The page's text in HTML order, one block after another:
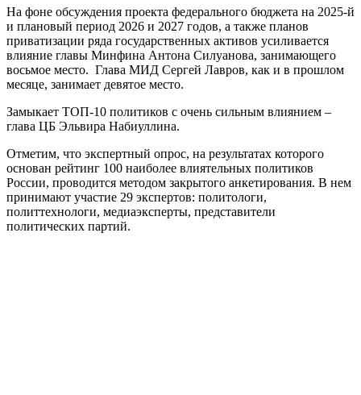
На фоне обсуждения проекта федерального бюджета на 2025-й
и плановый период 2026 и 2027 годов, а также планов
приватизации ряда государственных активов усиливается
влияние главы Минфина Антона Силуанова, занимающего
восьмое место. Глава МИД Сергей Лавров, как и в прошлом
месяце, занимает девятое место.
Замыкает ТОП-10 политиков с очень сильным влиянием –
глава ЦБ Эльвира Набиуллина.
Отметим, что экспертный опрос, на результатах которого
основан рейтинг 100 наиболее влиятельных политиков
России, проводится методом закрытого анкетирования. В нем
принимают участие 29 экспертов: политологи,
политтехнологи, медиаэксперты, представители
политических партий.